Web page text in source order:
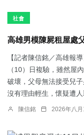
社會
高雄男模陳屍租屋處
【記者陳信銘／高雄報
（10）日複驗，雖然屋
破壞，父母無法接受兒
沒有理由輕生，懷疑遭
陳信銘 2026年八月